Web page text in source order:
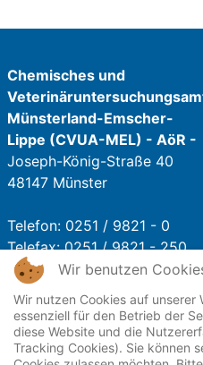
Chemisches und
Münsterland-Emscher-
Lippe (CVUA-MEL) - AöR -
Joseph-König-Straße 40
48147 Münster
Telefon: 0251 / 9821 - 0
Telefax: 0251 / 9821 - 250
E-Mail: poststelle@cvua-
mel.de
Öffnungszeiten:
Mo - Fr: 07:30 Uhr - 16 Uhr
Wir benutzen
Wir nutzen Cookies auf unserer
essenziell für den Betrieb der
diese Website und die
Tracking Cookies). Sie können